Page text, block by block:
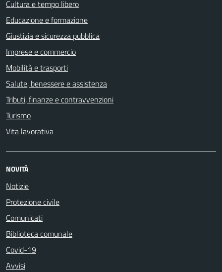
Cultura e tempo libero
Educazione e formazione
Giustizia e sicurezza pubblica
Imprese e commercio
Mobilità e trasporti
Salute, benessere e assistenza
Tributi, finanze e contravvenzioni
Turismo
Vita lavorativa
NOVITÀ
Notizie
Protezione civile
Comunicati
Biblioteca comunale
Covid-19
Avvisi